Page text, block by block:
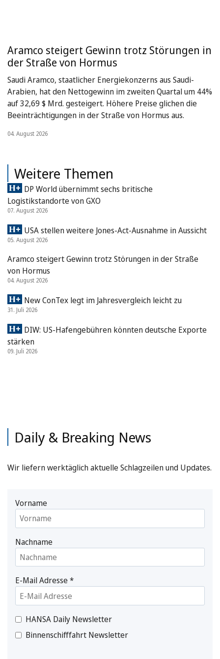
Aramco steigert Gewinn trotz Störungen in
der Straße von Hormus
Saudi Aramco, staatlicher Energiekonzerns aus Saudi-
Arabien, hat den Nettogewinn im zweiten Quartal um 44%
auf 32,69 $ Mrd. gesteigert. Höhere Preise glichen die
Beeinträchtigungen in der Straße von Hormus aus.
04. August 2026
Weitere Themen
DP World übernimmt sechs britische
Logistikstandorte von GXO
07. August 2026
USA stellen weitere Jones-Act-Ausnahme in Aussicht
05. August 2026
Aramco steigert Gewinn trotz Störungen in der Straße
von Hormus
04. August 2026
New ConTex legt im Jahresvergleich leicht zu
31. Juli 2026
DIW: US-Hafengebühren könnten deutsche Exporte
stärken
09. Juli 2026
Daily & Breaking News
Wir liefern werktäglich aktuelle Schlagzeilen und Updates.
Vorname
Nachname
E-Mail Adresse*
HANSA Daily Newsletter
Binnenschifffahrt Newsletter